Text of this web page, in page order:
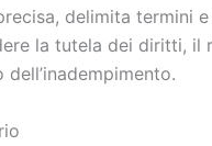
delimita termini
la tutela dei diritti, il